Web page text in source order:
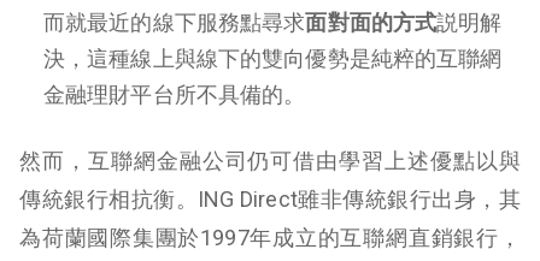
而就最近的線下服務點尋求面對面的方式説明解
決，這種線上與線下的雙向優勢是純粹的互聯網
金融理財平台所不具備的。
然而，互聯網金融公司仍可借由學習上述優點以與
傳統銀行相抗衡。ING Direct雖非傳統銀行出身，其
為荷蘭國際集團於1997年成立的互聯網直銷銀行，